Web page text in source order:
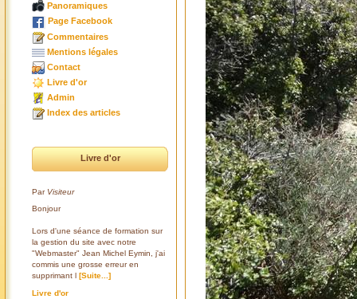
Panoramiques
Page Facebook
Commentaires
Mentions légales
Contact
Livre d'or
Admin
Index des articles
Livre d'or
Par Visiteur
Bonjour
Lors d'une séance de formation sur
la gestion du site avec notre
"Webmaster" Jean Michel Eymin, j'ai
commis une grosse erreur en
supprimant l [Suite...]
Livre d'or